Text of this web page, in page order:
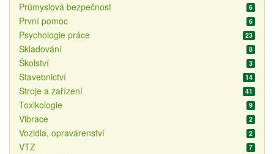
Průmyslová bezpečnost 6
První pomoc 6
Psychologie práce 23
Skladování 8
Školství 3
Stavebnictví 14
Stroje a zařízení 41
Toxikologie 9
Vibrace 2
Vozidla, opravárenství 2
VTZ 7